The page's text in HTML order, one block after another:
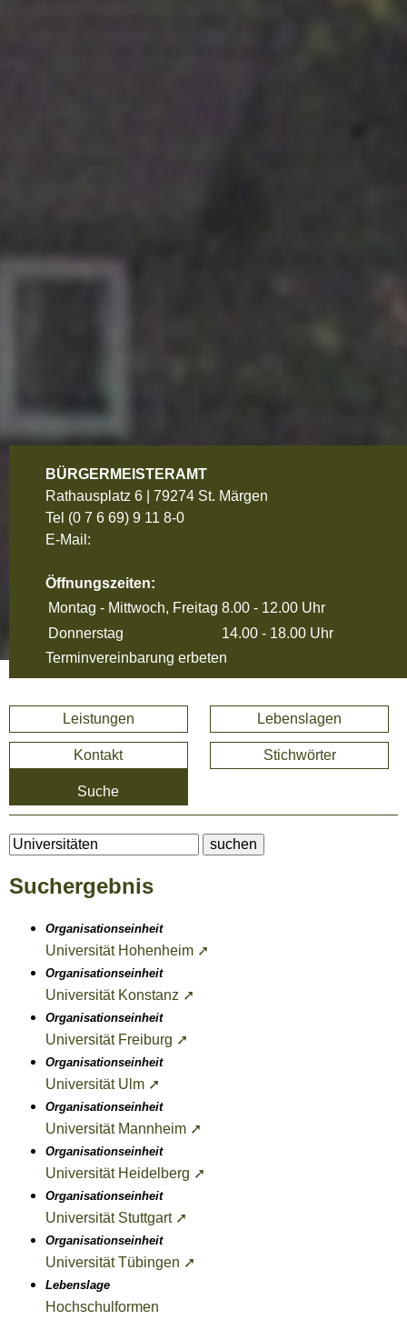
BÜRGERMEISTERAMT
Rathausplatz 6 | 79274 St. Märgen
Tel (0 7 6 69) 9 11 8-0
E-Mail:
Öffnungszeiten:
Montag - Mittwoch, Freitag 8.00 - 12.00 Uhr
Donnerstag
14.00 - 18.00 Uhr
Terminvereinbarung erbeten
Leistungen Lebenslagen
Kontakt Stichwörter
Suche
Suchergebnis
Organisationseinheit
Universität Hohenheim ➚
Organisationseinheit
Universität Konstanz ➚
Organisationseinheit
Universität Freiburg ➚
Organisationseinheit
Universität Ulm ➚
Organisationseinheit
Universität Mannheim ➚
Organisationseinheit
Universität Heidelberg ➚
Organisationseinheit
Universität Stuttgart ➚
Organisationseinheit
Universität Tübingen ➚
Lebenslage
Hochschulformen